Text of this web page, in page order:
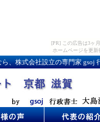
[PR] この広告は3ヶ
ホームページを更
、株式会社設立の専門家